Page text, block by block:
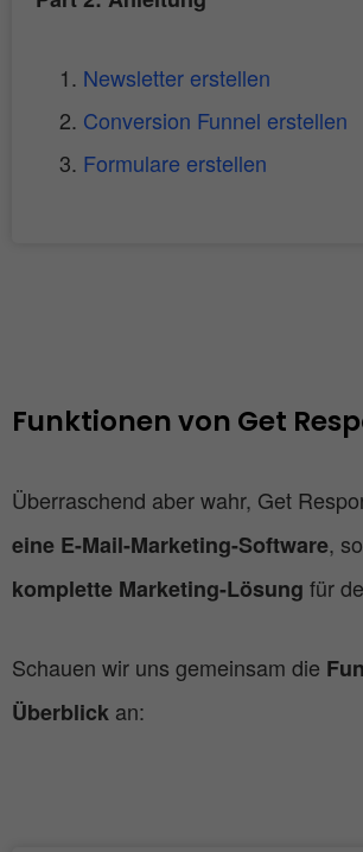
Newsletter erstellen
Conversion Funnel erstellen
Formulare erstellen
Funktionen von Get
Überraschend aber wahr, Get
eine E-Mail-Marketing-Software,
komplette Marketing-Lösung für
Schauen wir uns gemeinsam die
Überblick an: